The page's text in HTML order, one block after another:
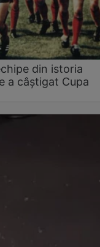
din istoria
a câştigat Cupa